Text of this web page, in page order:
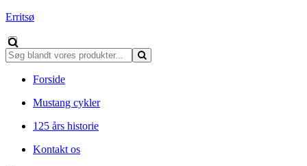
Erritsø
Forside
Mustang cykler
125 års historie
Kontakt os